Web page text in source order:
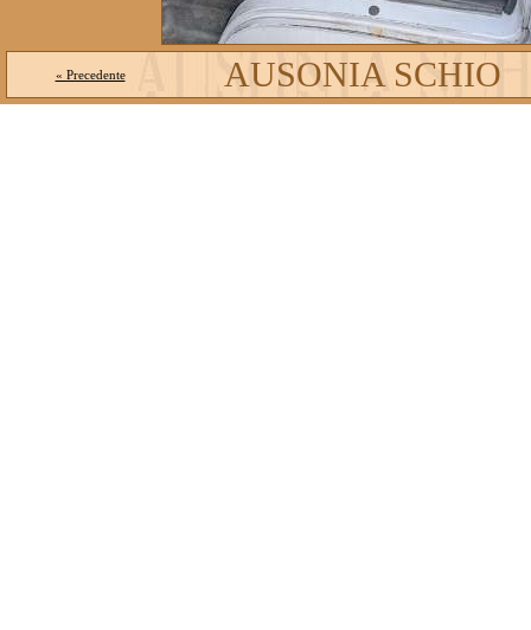
« Precedente AUSONIA SCHIO